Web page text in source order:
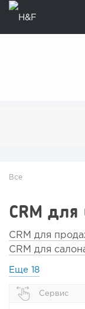
Все
CRM для
CRM для
CRM для
Еще 18
Сервис